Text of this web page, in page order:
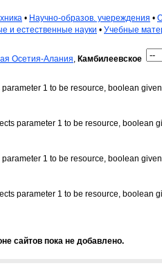
• Научно-образов. учереждения •
и естественные науки • Учебные
Осетия-Алания, Камбилеевское
1 to be resource, boolean
parameter 1 to be resource, boolean
1 to be resource, boolean
parameter 1 to be resource, boolean
сайтов пока не добавлено.